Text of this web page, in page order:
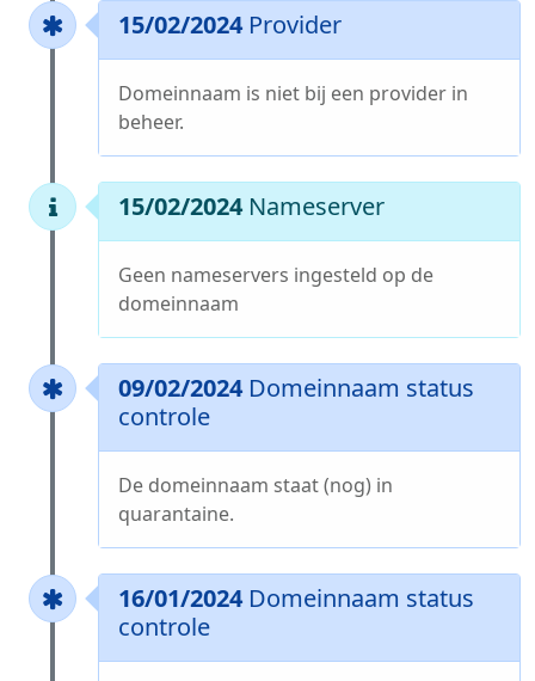
15/02/2024 Provider
Domeinnaam is niet bij een provider in
beheer.
15/02/2024 Nameserver
Geen nameservers ingesteld op de
domeinnaam
09/02/2024 Domeinnaam status
controle
De domeinnaam staat (nog) in
quarantaine.
16/01/2024 Domeinnaam status
controle